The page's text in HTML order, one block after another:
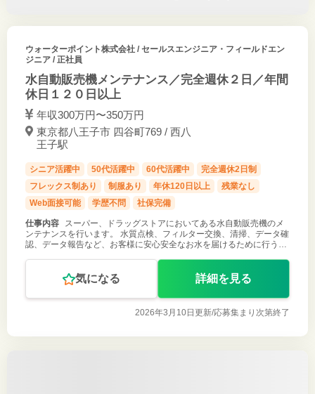
ウォーターポイント株式会社/ セールスエンジニア・フィールドエン
ジニア / 正社員
水自動販売機メンテナンス／完全週休２日／年間
休日１２０日以上
年収300万円〜350万円
東京都八王子市 四谷町769 / 西八
王子駅
シニア活躍中 50代活躍中 60代活躍中
完全週休2日制
フレックス制あり
制服あり 年休120日以上
残業なし
Web面接可能
学歴不問 社保完備
仕事内容
スーパー、ドラッグストアにおいてある水自動販売機のメ
ンテナンスを行います。 水質点検、フィルター交換、清掃、データ確
認、データ報告など、お客様に安心安全なお水を届けるために行う、
気になる 詳細を見る
2026年3月10日更新/応募集まり次第終了